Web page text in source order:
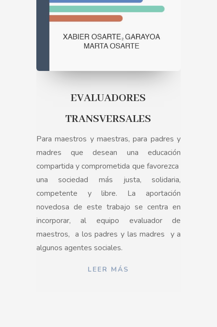
EVALUADORES
TRANSVERSALES
Para maestros y maestras, para padres y
madres que desean una educación
compartida y comprometida que favorezca
una sociedad más justa, solidaria,
competente y libre. La aportación
novedosa de este trabajo se centra en
incorporar, al equipo evaluador de
maestros, a los padres y las madres y a
algunos agentes sociales.
LEER MÁS